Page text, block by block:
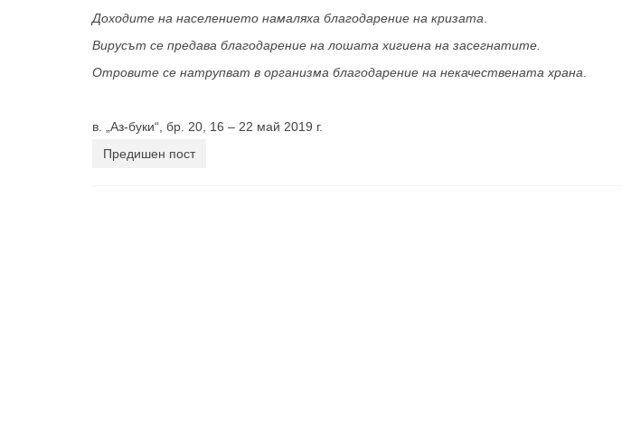
Доходите на населението намаляха благодарение на кризата
Вирусът се предава благодарение на лошата хигиена на засегнатите.
Отровите се натрупват в организма благодарение на некачествената храна
в. „Аз-буки“, бр. 20, 16 – 22 май 2019 г.
Предишен пост